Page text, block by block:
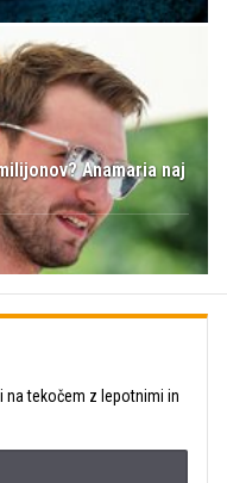
Anamaria naj
na tekočem z lepotnimi in